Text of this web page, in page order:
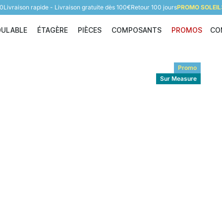
Livraison rapide - Livraison gratuite dès 100€Retour 100 joursPROMO
Étagère modulable
ÉTAGÈRE
Étagère
PIÈCES
Pièces
COMPOSANTS
Composants
PROMOS
Promo
Sur Measure